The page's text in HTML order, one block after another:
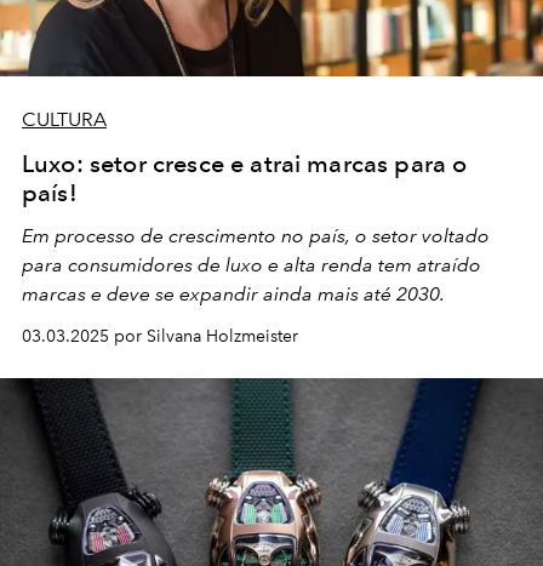
CULTURA
Luxo: setor cresce e atrai marcas para o
país!
Em processo de crescimento no país, o setor voltado
para consumidores de luxo e alta renda tem atraído
marcas e deve se expandir ainda mais até 2030.
03.03.2025 por Silvana Holzmeister